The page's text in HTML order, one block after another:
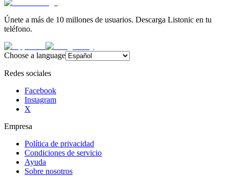
Únete a más de 10 millones de usuarios. Descarga Listonic en tu
teléfono.
Choose a language
Redes sociales
Facebook
Instagram
X
Empresa
Política de privacidad
Condiciones de servicio
Ayuda
Sobre nosotros